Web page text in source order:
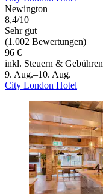
Newington
8,4/10
Sehr gut
(1.002 Bewertungen)
96 €
inkl. Steuern & Gebühren
9. Aug.–10. Aug.
City London Hotel